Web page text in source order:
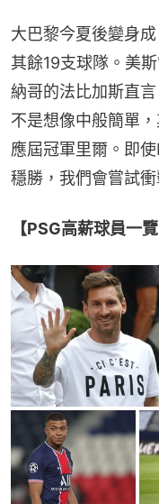
大巴黎今夏後變身
其餘19支球隊。美
納哥的法比加斯直
不是想像中般簡單
應屆冠軍里爾。即
穩勝，我們會嘗試衝
【PSG高薪球員一